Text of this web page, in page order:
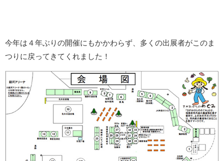
今年は４年ぶりの開催にもかかわらず、多くの出展者がこのま
つりに戻ってきてくれました！